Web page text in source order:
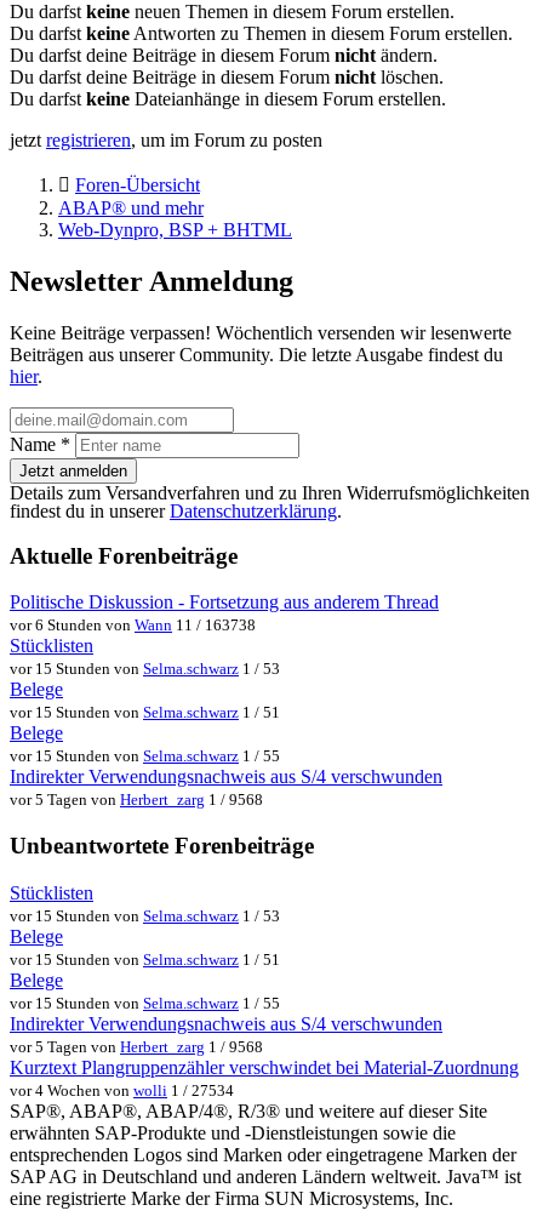
Du darfst keine neuen Themen in diesem Forum erstellen.
Du darfst keine Antworten zu Themen in diesem Forum erstellen.
Du darfst deine Beiträge in diesem Forum nicht ändern.
Du darfst deine Beiträge in diesem Forum nicht löschen.
Du darfst keine Dateianhänge in diesem Forum erstellen.
jetzt registrieren, um im Forum zu posten
Foren-Übersicht
ABAP® und mehr
Web-Dynpro, BSP + BHTML
Newsletter Anmeldung
Keine Beiträge verpassen! Wöchentlich versenden wir lesenwerte
Beiträgen aus unserer Community. Die letzte Ausgabe findest du
hier.
Name *
Jetzt anmelden
Details zum Versandverfahren und zu Ihren Widerrufsmöglichkeiten
findest du in unsererDatenschutzerklärung.
Aktuelle Forenbeiträge
Politische Diskussion - Fortsetzung aus anderem Thread
vor 6 Stunden von Wann 11 / 163738
Stücklisten
vor 15 Stunden von Selma.schwarz 1 / 53
Belege
vor 15 Stunden von Selma.schwarz 1 / 51
Belege
vor 15 Stunden von Selma.schwarz 1 / 55
Indirekter Verwendungsnachweis aus S/4 verschwunden
vor 5 Tagen von Herbert_zarg 1 / 9568
Unbeantwortete Forenbeiträge
Stücklisten
vor 15 Stunden von Selma.schwarz 1 / 53
Belege
vor 15 Stunden von Selma.schwarz 1 / 51
Belege
vor 15 Stunden von Selma.schwarz 1 / 55
Indirekter Verwendungsnachweis aus S/4 verschwunden
vor 5 Tagen von Herbert_zarg 1 / 9568
Kurztext Plangruppenzähler verschwindet bei Material-Zuordnung
vor 4 Wochen von wolli 1 / 27534
SAP®, ABAP®, ABAP/4®, R/3® und weitere auf dieser Site
erwähnten SAP-Produkte und -Dienstleistungen sowie die
entsprechenden Logos sind Marken oder eingetragene Marken der
SAP AG in Deutschland und anderen Ländern weltweit. Java™ ist
eine registrierte Marke der Firma SUN Microsystems, Inc.